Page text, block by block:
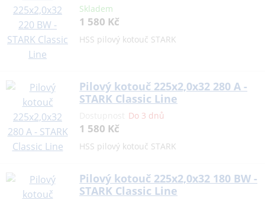
Skladem
1 580 Kč
HSS pilový kotouč STARK
Pilový kotouč 225x2,0x32 280 A -
STARK Classic Line
Do 3 dnů
1 580 Kč
HSS pilový kotouč STARK
Pilový kotouč 225x2,0x32 180 BW -
STARK Classic Line